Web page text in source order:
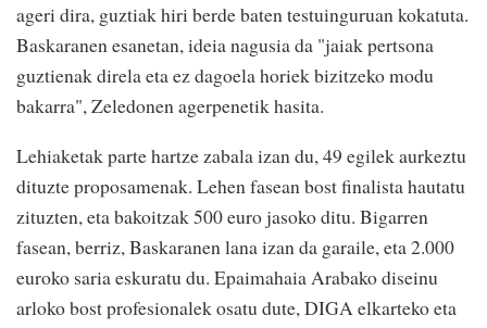
ageri dira, guztiak hiri berde baten testuinguruan kokatuta.
Baskaranen esanetan, ideia nagusia da "jaiak pertsona
guztienak direla eta ez dagoela horiek bizitzeko modu
bakarra", Zeledonen agerpenetik hasita.
Lehiaketak parte hartze zabala izan du, 49 egilek aurkeztu
dituzte proposamenak. Lehen fasean bost finalista hautatu
zituzten, eta bakoitzak 500 euro jasoko ditu. Bigarren
fasean, berriz, Baskaranen lana izan da garaile, eta 2.000
euroko saria eskuratu du. Epaimahaia Arabako diseinu
arloko bost profesionalek osatu dute, DIGA elkarteko eta